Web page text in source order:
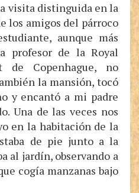
visita distinguida en la
los amigos del párroco
aunque más
profesor de la Royal
Copenhague, no
la mansión, tocó
y encantó a mi padre
Una de las veces nos
en la habitación de la
de pie junto a la
al jardín, observando a
cogía manzanas bajo